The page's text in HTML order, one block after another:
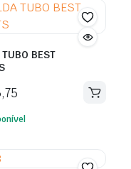
TUBO BEST